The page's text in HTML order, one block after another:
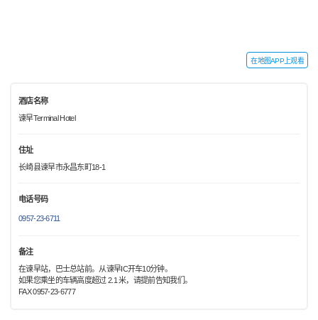
在地图APP上观看
酒店名称
谏早Terminal Hotel
住址
长崎县谏早市永昌东町18-1
电话号码
0957-23-6711
备注
在谏早站，巴士总站前。从谏早IC开车10分钟。
如果您乘坐的车辆高度超过 2.1 米，请提前告知我们。
FAX 0957-23-6777